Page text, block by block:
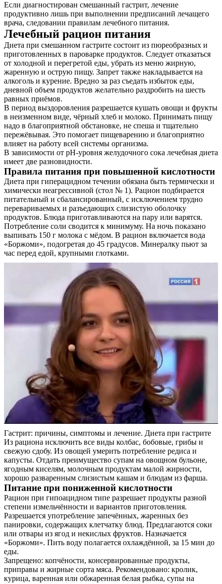
Если диагностирован смешанный гастрит, лечение
продуктивно лишь при выполнении предписаний лечащего
врача, следовании правилам лечебного питания.
Лечебный рацион питания
Диета при смешанном гастрите состоит из пюреобразных и
приготовленных в пароварке продуктов. Следует отказаться
от холодной и перегретой еды, убрать из меню жирную,
жаренную и острую пищу. Запрет также накладывается на
алкоголь и курение. Вредно за раз съедать избыток еды,
дневной объем продуктов желательно раздробить на шесть
равных приёмов.
В период выздоровления разрешается кушать овощи и фрукты
в неизменном виде, чёрный хлеб и молоко. Принимать пищу
надо в благоприятной обстановке, не спеша и тщательно
пережёвывая. Это помогает пищеварению и благоприятно
влияет на работу всей системы организма.
В зависимости от pH-уровня желудочного сока лечебная диета
имеет две разновидности.
Правила питания при повышенной кислотности
Диета при гиперацидном течении обязана быть термически и
химически неагрессивной (стол № 1). Рацион подбирается
питательный и сбалансированный, с исключением трудно
перевариваемых и разъедающих слизистую оболочку
продуктов. Блюда приготавливаются на пару или варятся.
Потребление соли сводится к минимуму. На ночь показано
выпивать 150 г молока с мёдом. В рацион включается вода
«Боржоми», подогретая до 45 градусов. Минералку пьют за
час перед едой, крупными глотками.
Гастрит: причины, симптомы и лечение. Диета при гастрите
Из рациона исключить все виды колбас, бобовые, грибы и
свежую сдобу. Из овощей умерить потребление редиса и
капусты. Отдать преимущество супам на овощном бульоне,
ягодным киселям, молочным продуктам малой жирности,
хорошо разваренным слизистым кашам и блюдам из фарша.
Питание при пониженной кислотности
Рацион при гипоацидном типе разрешает продукты разной
степени измельчённости и вариантов приготовления.
Разрешается употребление запечённых, жаренных без
панировки, содержащих клетчатку блюд. Предлагаются соки
или отвары из ягод и некислых фруктов. Назначается
«Боржоми». Пить воду полагается охлаждённой, за 15 мин до
еды.
Запрещено: копчёности, консервированные продукты,
приправы и жирные сорта мяса. Рекомендовано: кролик,
курица, варенная или обжаренная белая рыбка, супы на